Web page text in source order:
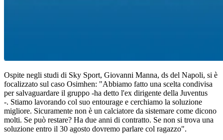
Ospite negli studi di Sky Sport, Giovanni Manna, ds del Napoli, si è
focalizzato sul caso Osimhen: "Abbiamo fatto una scelta condivisa
per salvaguardare il gruppo -ha detto l'ex dirigente della Juventus
-. Stiamo lavorando col suo entourage e cerchiamo la soluzione
migliore. Sicuramente non è un calciatore da sistemare come dicono
molti. Se può restare? Ha due anni di contratto. Se non si trova una
soluzione entro il 30 agosto dovremo parlare col ragazzo".